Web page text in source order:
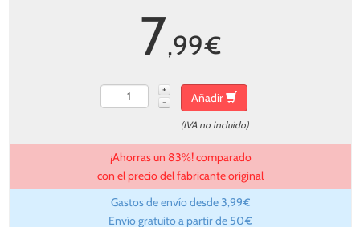
7,99€
+
-
Añadir
(IVA no incluido)
¡Ahorras un 83%! comparado
con el precio del fabricante original
Gastos de envío desde 3,99€
Envío gratuito a partir de 50€